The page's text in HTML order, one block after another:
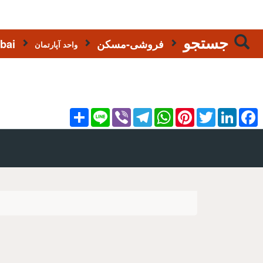
جستجو فروشی-مسکن واحد آپارتمان
Facebook
LinkedIn
Twitter
Pinterest
WhatsApp
Telegram
Viber
Line
Share